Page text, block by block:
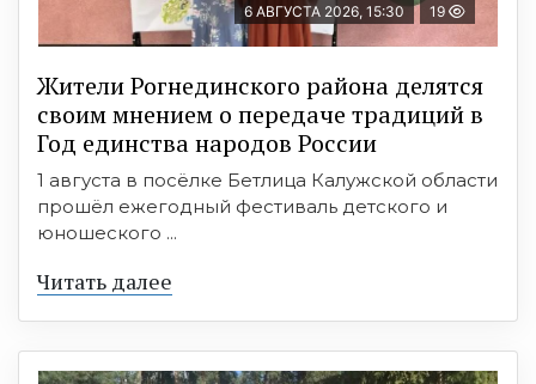
6 АВГУСТА 2026, 15:30 19
Жители Рогнединского района делятся
своим мнением о передаче традиций в
Год единства народов России
1 августа в посёлке Бетлица Калужской области
прошёл ежегодный фестиваль детского и
юношеского ...
Читать далее